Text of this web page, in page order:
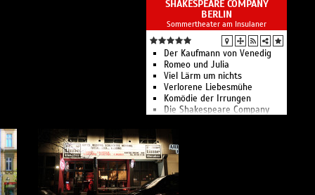
Sophie Rois fährt gegen die
Wand im Deutschen Theater
Die Physiker
Kirill & Friends Company:
Apocalypse Tomorrow
Schicklgruber
Unter Vögeln
Böhm
Prima Facie
Die Räuber. Der Ort der
Der Liebling
Ach, Mom!
Tagebuch eines Wahnsinnigen
Fake Jews
SHAKESPEARE COMPANY
BERLIN
Sommertheater am Insulaner
Der Kaufmann von Venedig
Romeo und Julia
Viel Lärm um nichts
Verlorene Liebesmühe
Komödie der Irrungen
Die Shakespeare Company